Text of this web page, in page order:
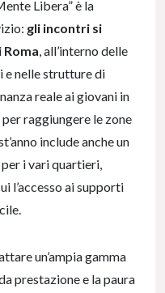
Libera” è la
gli incontri si
, all’interno delle
e nelle strutture di
reale ai giovani in
raggiungere le zone
include anche un
i vari quartieri,
l’accesso ai supporti
un’ampia gamma
prestazione e la paura